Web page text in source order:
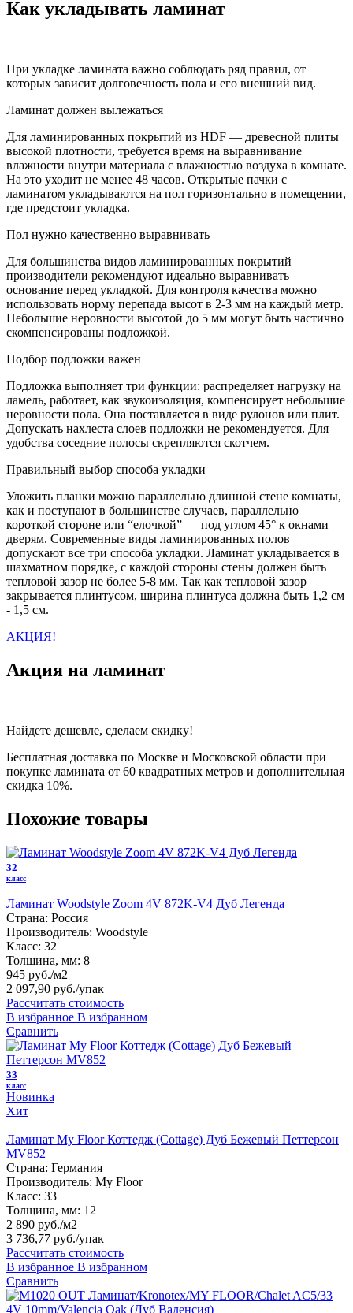
Как укладывать ламинат
При укладке ламината важно соблюдать ряд правил, от
которых зависит долговечность пола и его внешний вид.
Ламинат должен вылежаться
Для ламинированных покрытий из HDF — древесной плиты
высокой плотности, требуется время на выравнивание
влажности внутри материала с влажностью воздуха в комнате.
На это уходит не менее 48 часов. Открытые пачки с
ламинатом укладываются на пол горизонтально в помещении,
где предстоит укладка.
Пол нужно качественно выравнивать
Для большинства видов ламинированных покрытий
производители рекомендуют идеально выравнивать
основание перед укладкой. Для контроля качества можно
использовать норму перепада высот в 2-3 мм на каждый метр.
Небольшие неровности высотой до 5 мм могут быть частично
скомпенсированы подложкой.
Подбор подложки важен
Подложка выполняет три функции: распределяет нагрузку на
ламель, работает, как звукоизоляция, компенсирует небольшие
неровности пола. Она поставляется в виде рулонов или плит.
Допускать нахлеста слоев подложки не рекомендуется. Для
удобства соседние полосы скрепляются скотчем.
Правильный выбор способа укладки
Уложить планки можно параллельно длинной стене комнаты,
как и поступают в большинстве случаев, параллельно
короткой стороне или “елочкой” — под углом 45° к окнами
дверям. Современные виды ламинированных полов
допускают все три способа укладки. Ламинат укладывается в
шахматном порядке, с каждой стороны стены должен быть
тепловой зазор не более 5-8 мм. Так как тепловой зазор
закрывается плинтусом, ширина плинтуса должна быть 1,2 см
- 1,5 см.
АКЦИЯ!
Акция на ламинат
Найдете дешевле, сделаем скидку!
Бесплатная доставка по Москве и Московской области при
покупке ламината от 60 квадратных метров и дополнительная
скидка 10%.
Похожие товары
32
класс
Ламинат Woodstyle Zoom 4V 872K-V4 Дуб Легенда
Страна: Россия
Производитель: Woodstyle
Класс: 32
Толщина, мм: 8
945 руб./м2
2 097,90 руб./упак
Рассчитать стоимость
В избранное В избранном
Сравнить
33
класс
Новинка
Хит
Ламинат My Floor Коттедж (Cottage) Дуб Бежевый Петтерсон
MV852
Страна: Германия
Производитель: My Floor
Класс: 33
Толщина, мм: 12
2 890 руб./м2
3 736,77 руб./упак
Рассчитать стоимость
В избранное В избранном
Сравнить